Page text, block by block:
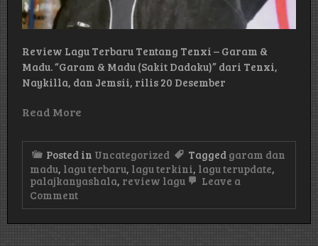
Review Lagu Terbaru Tentang Tenxi – Garam &
Madu. “Garam & Madu (Sakit Dadaku)” dari Tenxi,
Naykilla, dan Jemsii, rilis 20 Desember
Read More
Posted in Uncategorized Tagged garam dan
madu, lagu terbaru, lagu terkini, lagu terupdate,
palajkanyashala, review lagu
Leave a
Commenton
Review